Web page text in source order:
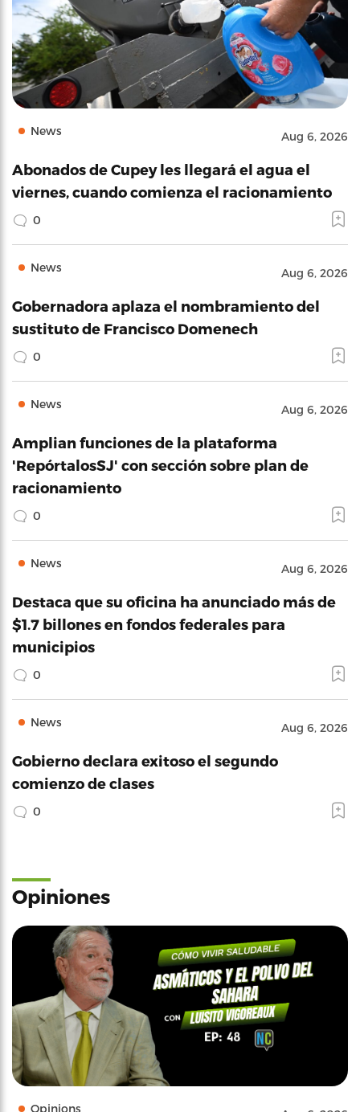
News Aug 6, 2026
Abonados de Cupey les llegará el agua el
viernes, cuando comienza el racionamiento
0
News Aug 6, 2026
Gobernadora aplaza el nombramiento del
sustituto de Francisco Domenech
0
News Aug 6, 2026
Amplian funciones de la plataforma
'RepórtalosSJ' con sección sobre plan de
racionamiento
0
News Aug 6, 2026
Destaca que su oficina ha anunciado más de
$1.7 billones en fondos federales para
municipios
0
News Aug 6, 2026
Gobierno declara exitoso el segundo
comienzo de clases
0
Opiniones
Opinions